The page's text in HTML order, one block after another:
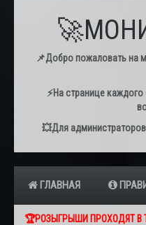
📌Добро пожаловать на
⚡️На странице
💥Для администраторов
ГЛАВНАЯ
🏆РОЗЫГРЫШИ ПРОХОДЯТ В